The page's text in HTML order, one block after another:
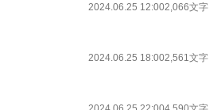
2024.06.25 12:002,066文字
2024.06.25 18:002,561文字